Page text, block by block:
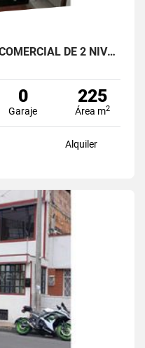
SE ARRIENDA CASA LOCAL COMERCIAL DE 2 NIVELES EN LA CANDELARIA
0
Garaje
225
Área m2
Alquiler